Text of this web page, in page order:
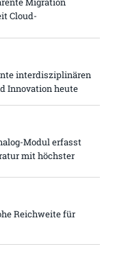
Cloud-
interdisziplinären
Innovation heute
Modul erfasst
mit höchster
Reichweite für